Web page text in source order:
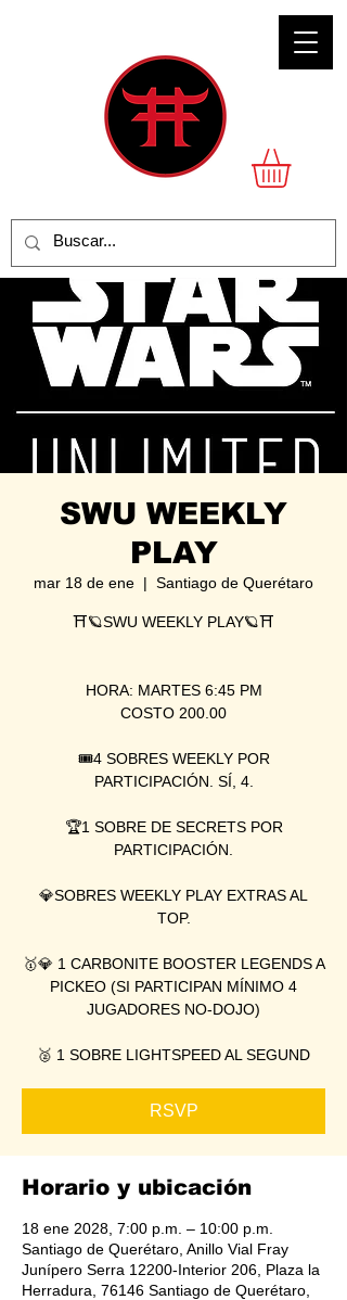
SWU WEEKLY
PLAY
mar 18 de ene
  |
Santiago de Querétaro
⛩🪐SWU WEEKLY PLAY🪐⛩
HORA: MARTES 6:45 PM
COSTO 200.00
🎟4 SOBRES WEEKLY POR
PARTICIPACIÓN. SÍ, 4.
🏆1 SOBRE DE SECRETS POR
PARTICIPACIÓN.
💎SOBRES WEEKLY PLAY EXTRAS AL
TOP.
🥇💎 1 CARBONITE BOOSTER LEGENDS A
PICKEO (SI PARTICIPAN MÍNIMO 4
JUGADORES NO-DOJO)
🥈 1 SOBRE LIGHTSPEED AL SEGUND
RSVP
Horario y ubicación
18 ene 2028, 7:00 p.m. – 10:00 p.m.
Santiago de Querétaro, Anillo Vial Fray
Junípero Serra 12200-Interior 206, Plaza la
Herradura, 76146 Santiago de Querétaro,